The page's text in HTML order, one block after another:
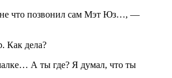
что позвонил сам Мэт Юз…, —
Как дела?
А ты где? Я думал, что ты